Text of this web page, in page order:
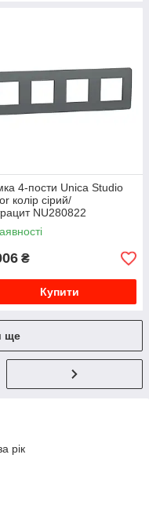
4-пости Unica Studio
колір сірий/
NU280822
₴
Купити
ще
рік